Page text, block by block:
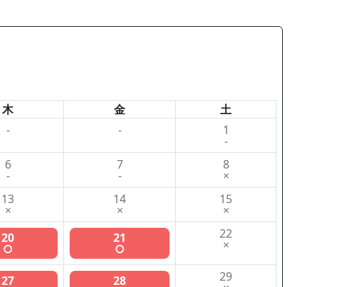
木 金
土
- - 1
-
6
-
7
-
8
×
13
×
14
×
15
×
20
○
21
○
22
×
27 28 29